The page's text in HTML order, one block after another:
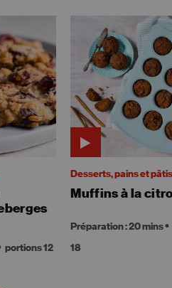
portions 12
Desserts, pains et
Muffins à la
Préparation : 20 mins
18